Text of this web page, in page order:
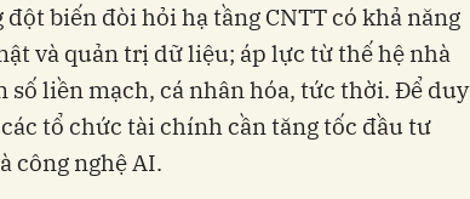
biến đòi hỏi hạ tầng CNTT có khả năng
và quản trị dữ liệu; áp lực từ thế hệ nhà
số liền mạch, cá nhân hóa, tức thời. Để duy
tổ chức tài chính cần tăng tốc đầu tư
công nghệ AI.